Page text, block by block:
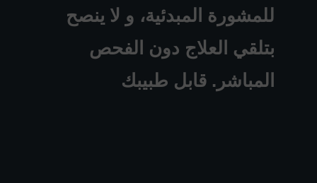
للمشورة المبدئية، و لا ينصح
بتلقي العلاج دون الفحص
المباشر. قابل طبيبك